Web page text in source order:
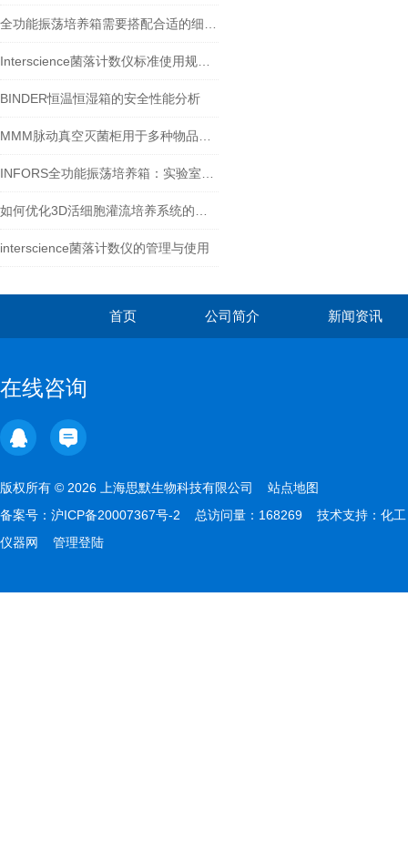
BINDER恒温恒湿箱的安全性能分析
interscience菌落计数仪的管理与使用
首页 公司简介 新闻资讯
在线咨询
版权所有 © 2026 上海思默生物科技有限公司 站点地图
备案号： 沪ICP备20007367号-2 总访问量：168269 技术支持： 化工
仪器网
管理登陆